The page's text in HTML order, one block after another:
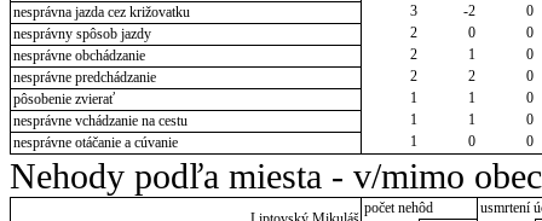
nesprávna jazda cez križovatku
3 -2
0
nesprávny spôsob jazdy
2 0
0
nesprávne obchádzanie
2 1
0
nesprávne predchádzanie
2 2
0
pôsobenie zvierať
1 1
0
nesprávne vchádzanie na cestu
1 1
0
nesprávne otáčanie a cúvanie
1 0 0
Nehody podľa miesta - v/mimo obec
počet nehôd
usmrtení